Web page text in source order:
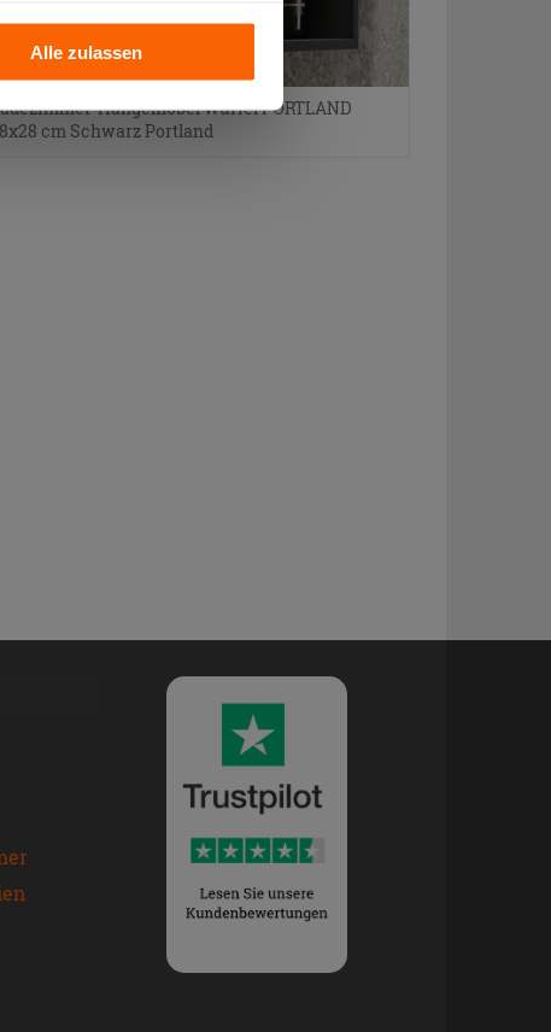
Alle zulassen
Hängemöbel Würfel PORTLAND
cm Schwarz Portland